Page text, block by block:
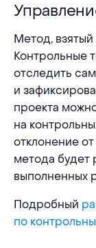
Управление
Метод,
Контрольные
отследить
и
проекта
на
отклонение
метода будет
выполненных
Подробный
по